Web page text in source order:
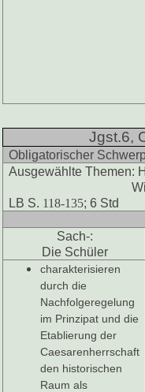
Jgst.6,
Obligatorischer
Ausgewählte Themen:
Wirtschaft
LB S. 118-135; 6 Std
Sach-:
Die Schüler
charakterisieren
durch die
Nachfolgeregelung
im Prinzipat und die
Etablierung der
Caesarenherrschaft
den historischen
Raum als